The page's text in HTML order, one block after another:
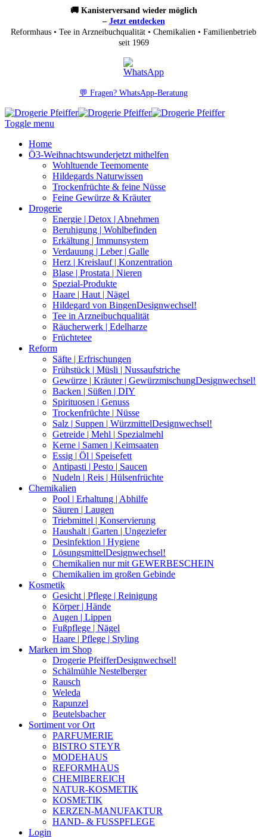
🚚 Kanisterversand wieder möglich
– Jetzt entdecken
Reformhaus • Tee in Arzneibuchqualität • Chemikalien • Familienbetrieb
seit 1969
💬 Fragen? WhatsApp-Beratung
Toggle menu
Home
Ö3-Weihnachtswunderjetzt mithelfen
Wohltuende Teemomente
Hildegards Naturwissen
Trockenfrüchte & feine Nüsse
Feine Gewürze & Kräuter
Drogerie
Energie | Detox | Abnehmen
Beruhigung | Wohlbefinden
Erkältung | Immunsystem
Verdauung | Leber | Galle
Herz | Kreislauf | Konzentration
Blase | Prostata | Nieren
Spezial-Produkte
Haare | Haut | Nägel
Hildegard von BingenDesignwechsel!
Tee in Arzneibuchqualität
Räucherwerk | Edelharze
Früchtetee
Reform
Säfte | Erfrischungen
Frühstück | Müsli | Nussaufstriche
Gewürze | Kräuter | GewürzmischungDesignwechsel!
Backen | Süßen | DIY
Spirituosen | Genuss
Trockenfrüchte | Nüsse
Salz | Suppen | WürzmittelDesignwechsel!
Getreide | Mehl | Spezialmehl
Kerne | Samen | Keimsaaten
Essig | Öl | Speisefett
Antipasti | Pesto | Saucen
Nudeln | Reis | Hülsenfrüchte
Chemikalien
Pool | Erhaltung | Abhilfe
Säuren | Laugen
Triebmittel | Konservierung
Haushalt | Garten | Ungeziefer
Desinfektion | Hygiene
LösungsmittelDesignwechsel!
Chemikalien nur mit GEWERBESCHEIN
Chemikalien im großen Gebinde
Kosmetik
Gesicht | Pflege | Reinigung
Körper | Hände
Augen | Lippen
Fußpflege | Nägel
Haare | Pflege | Styling
Marken im Shop
Drogerie PfeifferDesignwechsel!
Schälmühle Nestelberger
Rausch
Weleda
Rapunzel
Beutelsbacher
Sortiment vor Ort
PARFUMERIE
BISTRO STEYR
MODEHAUS
REFORMHAUS
CHEMIBEREICH
NATUR-KOSMETIK
KOSMETIK
KERZEN-MANUFAKTUR
HAND- & FUSSPFLEGE
Login